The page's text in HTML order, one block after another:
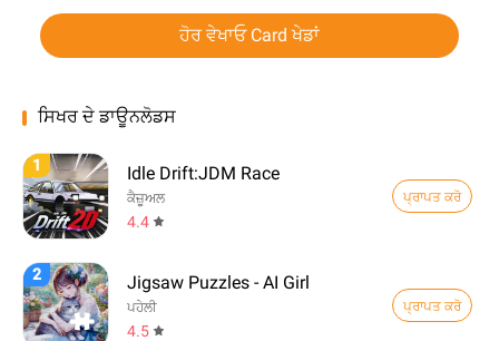
ਹੋਰ ਵੇਖਾਓ Card ਖੇਡਾਂ
ਸਿਖਰ ਦੇ ਡਾਊਨਲੋਡਸ
1 Idle Drift:JDM Race
ਕੈਜ਼ੂਅਲ
4.4
ਪ੍ਰਾਪਤ ਕਰੋ
2 Jigsaw Puzzles - AI Girl
ਪਹੇਲੀ
4.5
ਪ੍ਰਾਪਤ ਕਰੋ